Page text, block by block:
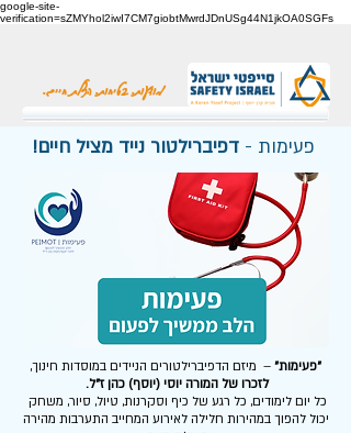
google-site-
verification=sZMYhol2iwI7CM7giobtMwrdJDnUSg44N1jkOA0SGFs
מודעות. בטיחות. הצלת חיים.
פעימות - דפיברילטור נייד מציל חיים!
"פעימות" – מיזם הדפיברילטורים הניידים במוסדות חינוך,
לזכרו של המורה יוסי (יוסף) כהן ז"ל.
כל יום לימודים, כל רגע של כיף וסקרנות, טיול, סיור, משחק
יכול להפוך במהירות חלילה לאירוע המחייב התערבות מהירה